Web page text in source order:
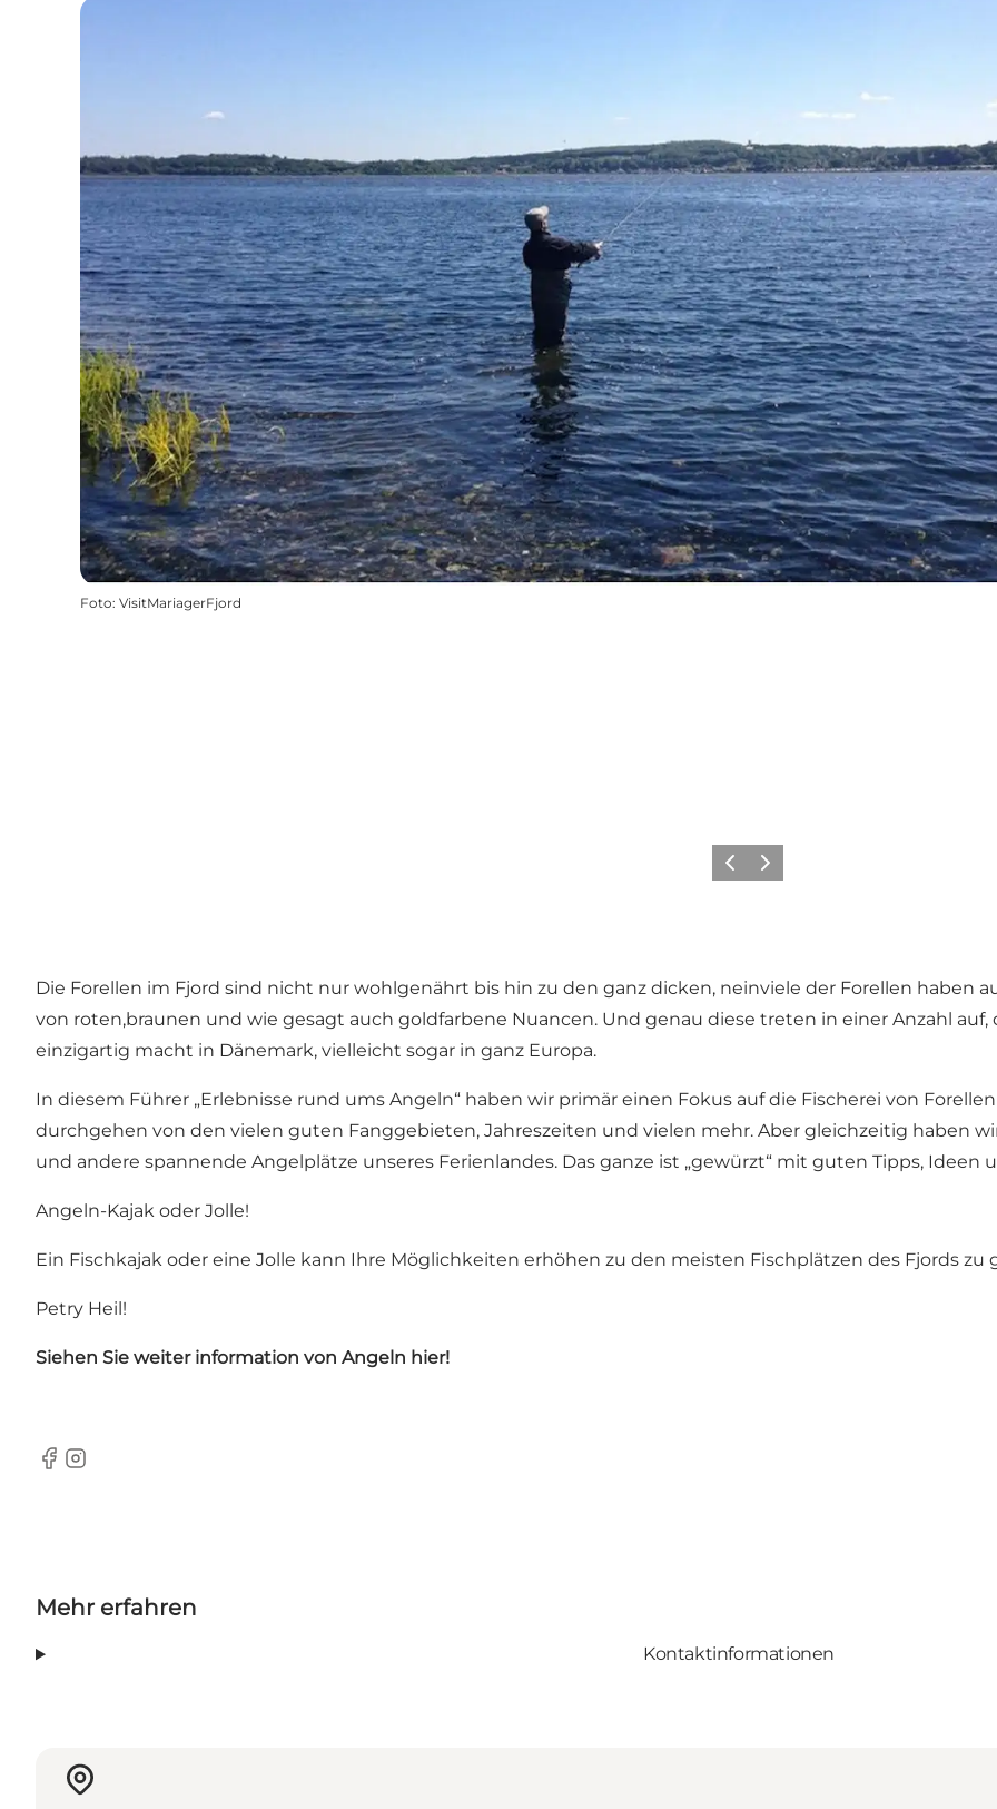
Foto: VisitMariagerFjord
ZurückWeiter
Die Forellen im Fjord sind nicht nur wohlgenährt bis hin zu den ganz dicken, neinviele der Forellen haben
von roten,braunen und wie gesagt auch goldfarbene Nuancen. Und genau diese treten in einer Anzahl auf,
einzigartig macht in Dänemark, vielleicht sogar in ganz Europa.
In diesem Führer „Erlebnisse rund ums Angeln“ haben wir primär einen Fokus auf die Fischerei von
durchgehen von den vielen guten Fanggebieten, Jahreszeiten und vielen mehr. Aber gleichzeitig haben
und andere spannende Angelplätze unseres Ferienlandes. Das ganze ist „gewürzt“ mit guten Tipps,
Angeln-Kajak oder Jolle!
Ein Fischkajak oder eine Jolle kann Ihre Möglichkeiten erhöhen zu den meisten Fischplätzen des Fjords zu
Petry Heil!
Siehen Sie weiter information von Angeln hier!
Facebook
Instagram
Mehr erfahren
Kontaktinformationen